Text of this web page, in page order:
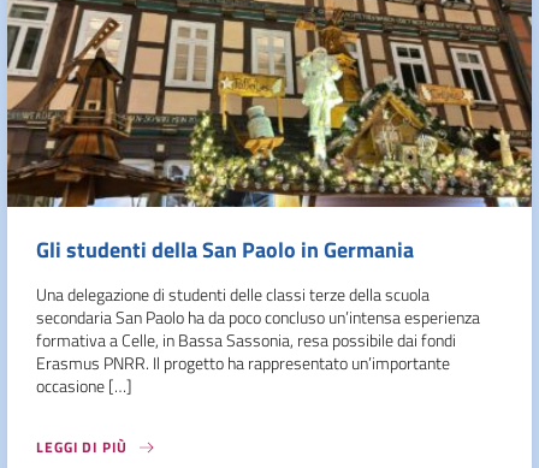
Gli studenti della San Paolo in Germania
Una delegazione di studenti delle classi terze della scuola
secondaria San Paolo ha da poco concluso un’intensa esperienza
formativa a Celle, in Bassa Sassonia, resa possibile dai fondi
Erasmus PNRR. Il progetto ha rappresentato un’importante
occasione […]
LEGGI DI PIÙ